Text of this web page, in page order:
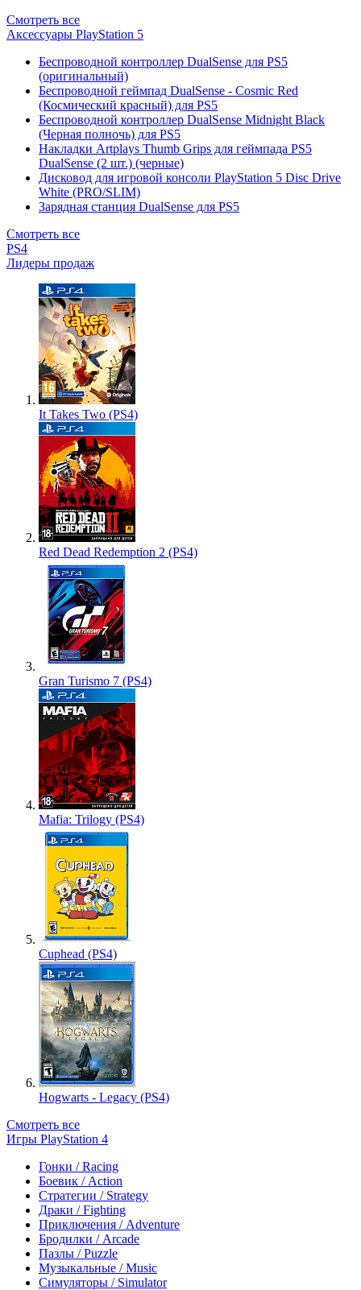
Смотреть все
Аксессуары PlayStation 5
Беспроводной контроллер DualSense для PS5
(оригинальный)
Беспроводной геймпад DualSense - Cosmic Red
(Космический красный) для PS5
Беспроводной контроллер DualSense Midnight Black
(Черная полночь) для PS5
Накладки Artplays Thumb Grips для геймпада PS5
DualSense (2 шт.) (черные)
Дисковод для игровой консоли PlayStation 5 Disc Drive
White (PRO/SLIM)
Зарядная станция DualSense для PS5
Смотреть все
PS4
Лидеры продаж
It Takes Two (PS4)
Red Dead Redemption 2 (PS4)
Gran Turismo 7 (PS4)
Mafia: Trilogy (PS4)
Cuphead (PS4)
Hogwarts - Legacy (PS4)
Смотреть все
Игры PlayStation 4
Гонки / Racing
Боевик / Action
Стратегии / Strategy
Драки / Fighting
Приключения / Adventure
Бродилки / Arcade
Пазлы / Puzzle
Музыкальные / Music
Симуляторы / Simulator